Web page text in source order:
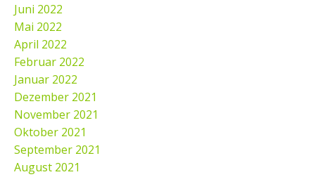
Juni 2022
Mai 2022
April 2022
Februar 2022
Januar 2022
Dezember 2021
November 2021
Oktober 2021
September 2021
August 2021